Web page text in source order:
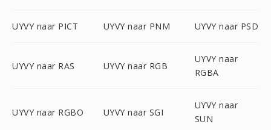
UYVY naar PICT UYVY naar PNM UYVY naar PSD
UYVY naar RAS UYVY naar RGB
UYVY naar
RGBA
UYVY naar RGBO UYVY naar SGI
UYVY naar
SUN